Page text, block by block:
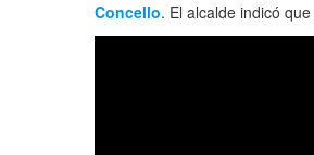
Concello. El alcalde indicó que